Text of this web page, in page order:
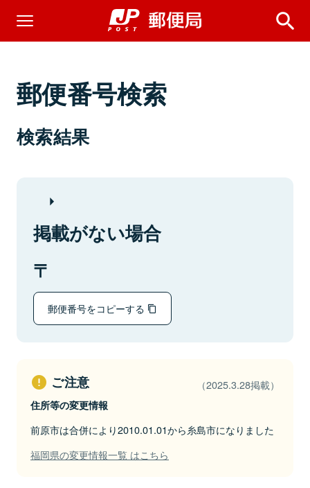
郵便番号検索
検索結果
掲載がない場合
郵便番号をコピーする
ご注意 （2025.3.28掲載）
住所等の変更情報
前原市は合併により2010.01.01から糸島市になりました
福岡県の変更情報一覧 はこちら